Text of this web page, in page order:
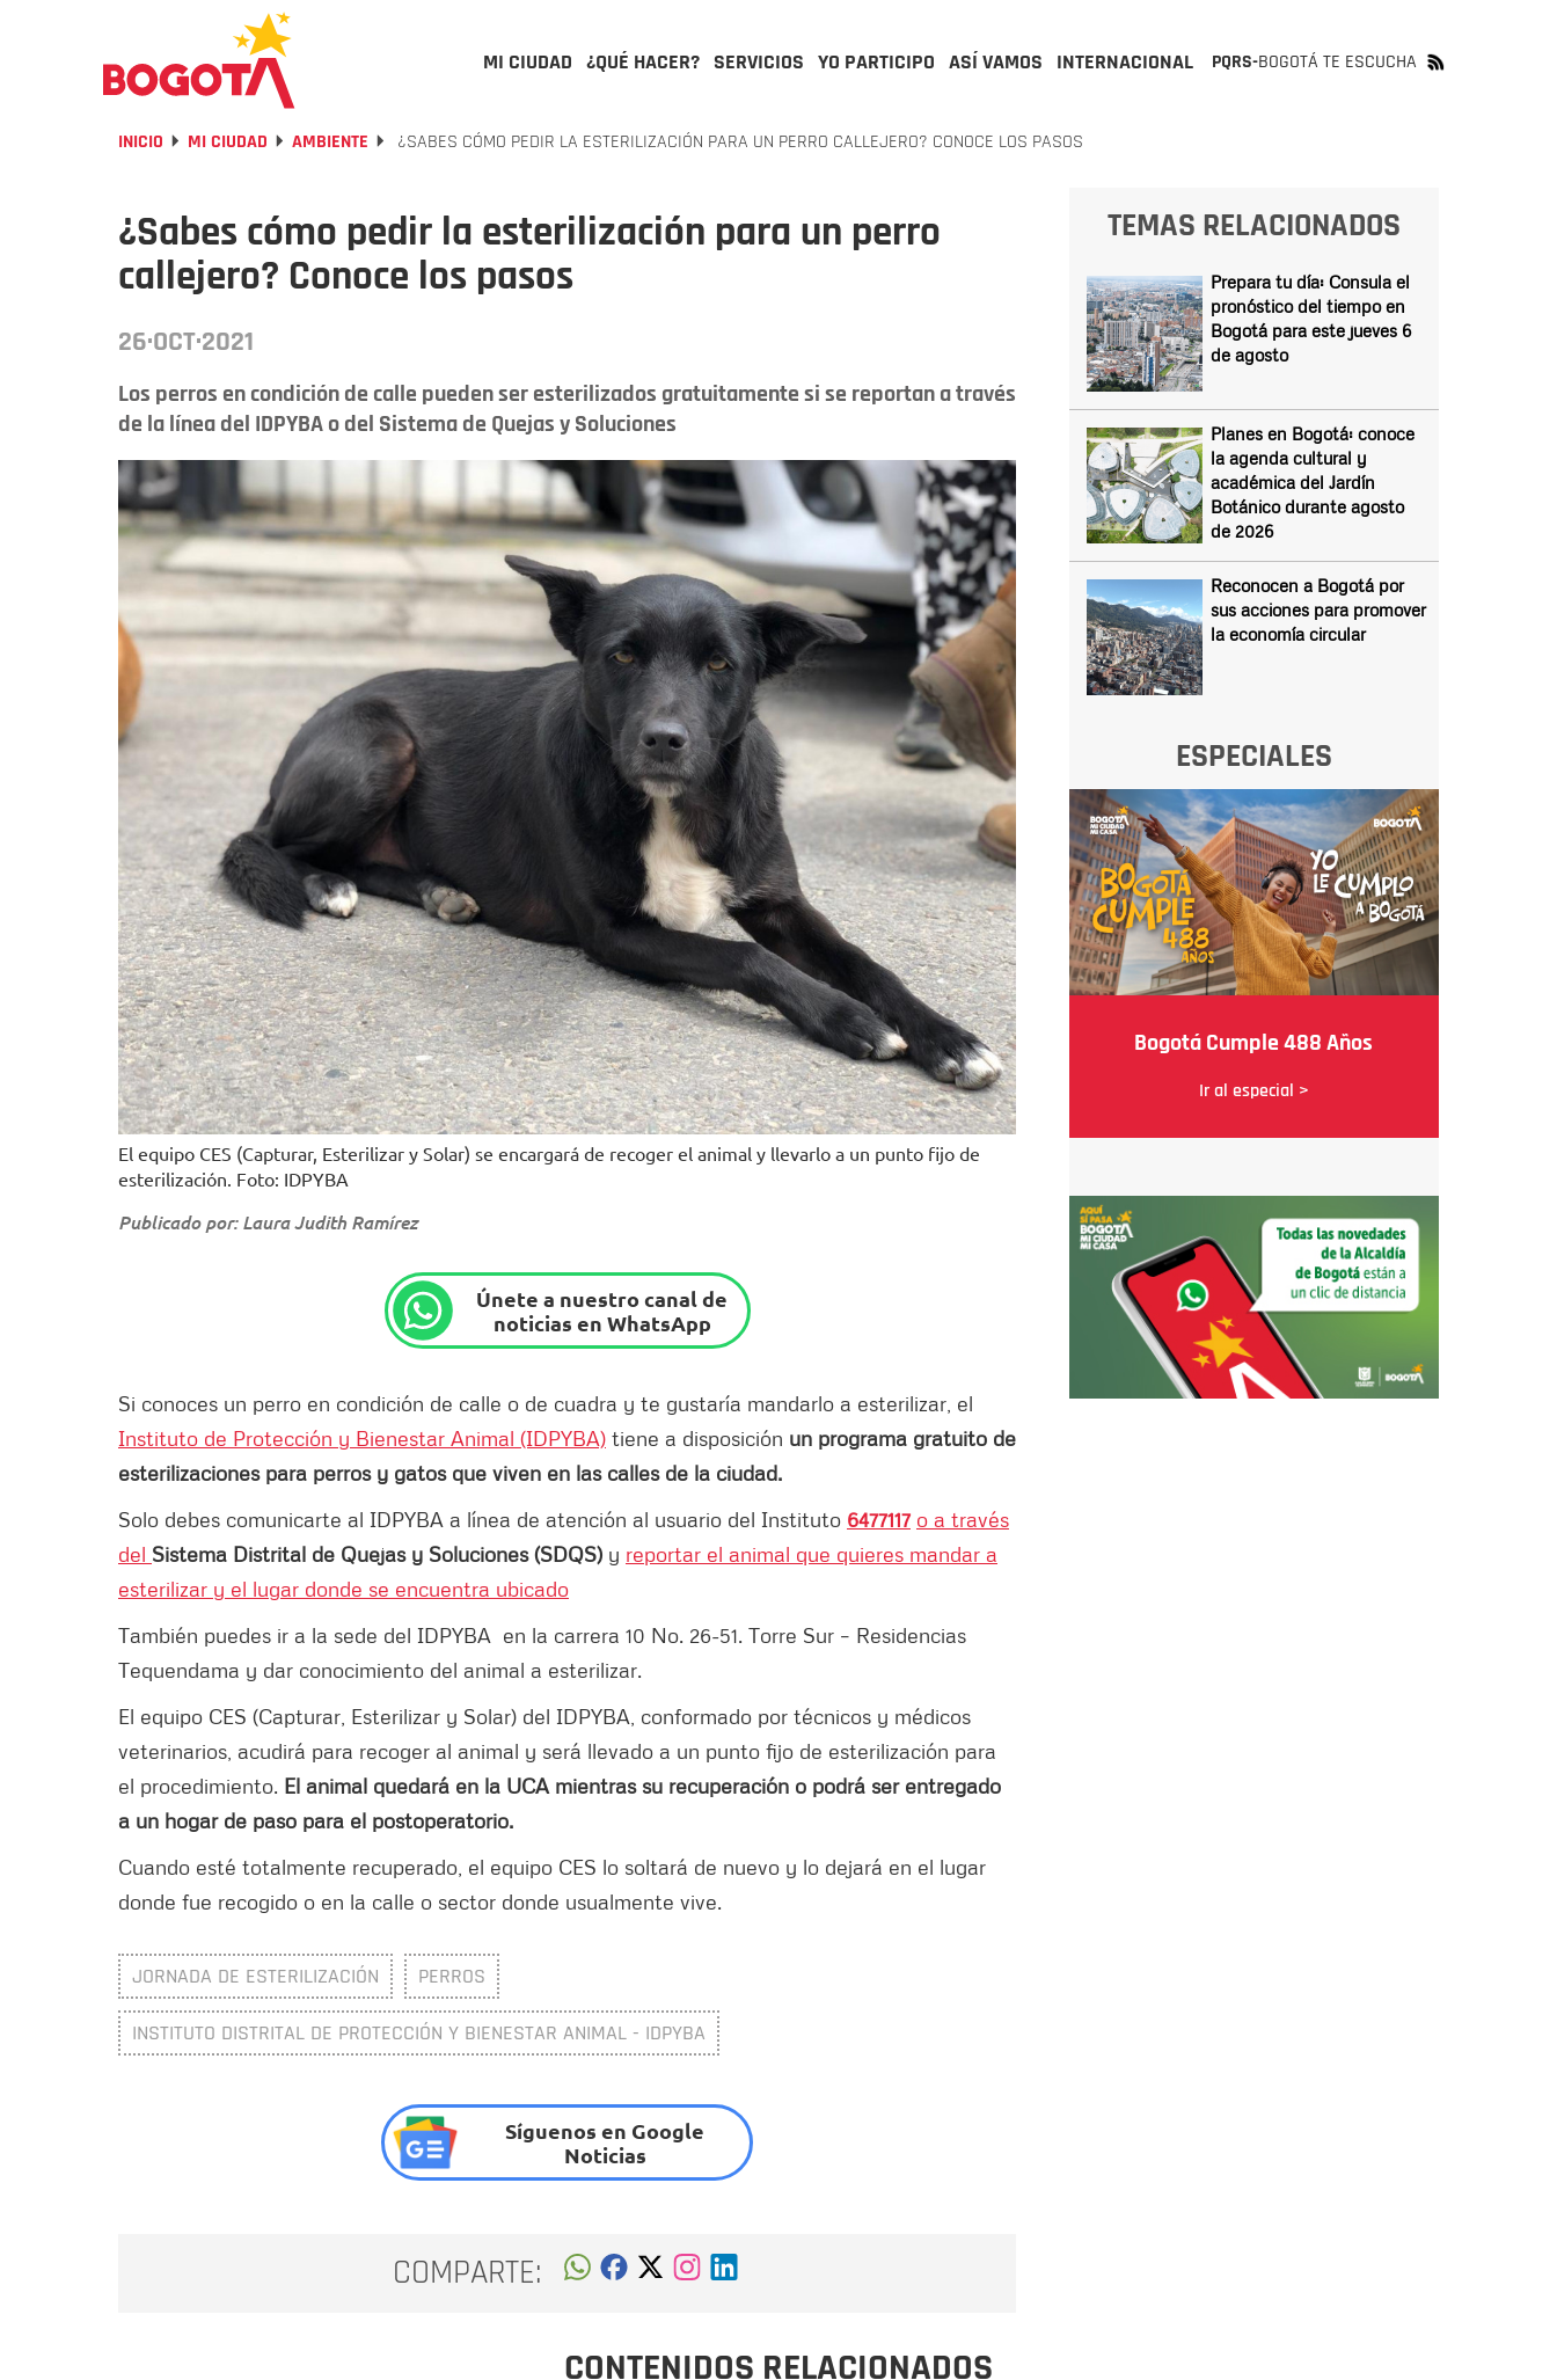
MI CIUDAD ¿QUÉ HACER? SERVICIOS YO PARTICIPO ASÍ VAMOS INTERNACIONAL PQRS-BOGOTÁ TE ESCUCHA
INICIO MI CIUDAD AMBIENTE ¿SABES CÓMO PEDIR LA ESTERILIZACIÓN PARA UN PERRO CALLEJERO? CONOCE LOS PASOS
¿Sabes cómo pedir la esterilización para un perro
callejero? Conoce los pasos
26·OCT·2021
Los perros en condición de calle pueden ser esterilizados gratuitamente si se reportan a través
de la línea del IDPYBA o del Sistema de Quejas y Soluciones
El equipo CES (Capturar, Esterilizar y Solar) se encargará de recoger el animal y llevarlo a un punto fijo de
esterilización. Foto: IDPYBA
Publicado por: Laura Judith Ramírez
Únete a nuestro canal de
noticias en WhatsApp
Si conoces un perro en condición de calle o de cuadra y te gustaría mandarlo a esterilizar, el
Instituto de Protección y Bienestar Animal (IDPYBA) tiene a disposición un programa gratuito de
esterilizaciones para perros y gatos que viven en las calles de la ciudad.
Solo debes comunicarte al IDPYBA a línea de atención al usuario del Instituto 6477117 o a través
del Sistema Distrital de Quejas y Soluciones (SDQS) y reportar el animal que quieres mandar a
esterilizar y el lugar donde se encuentra ubicado
También puedes ir a la sede del IDPYBA en la carrera 10 No. 26-51. Torre Sur – Residencias
Tequendama y dar conocimiento del animal a esterilizar.
El equipo CES (Capturar, Esterilizar y Solar) del IDPYBA, conformado por técnicos y médicos
veterinarios, acudirá para recoger al animal y será llevado a un punto fijo de esterilización para
el procedimiento. El animal quedará en la UCA mientras su recuperación o podrá ser entregado
a un hogar de paso para el postoperatorio.
Cuando esté totalmente recuperado, el equipo CES lo soltará de nuevo y lo dejará en el lugar
donde fue recogido o en la calle o sector donde usualmente vive.
JORNADA DE ESTERILIZACIÓN PERROS
INSTITUTO DISTRITAL DE PROTECCIÓN Y BIENESTAR ANIMAL - IDPYBA
Síguenos en Google
Noticias
COMPARTE:
TEMAS RELACIONADOS
Prepara tu día: Consula el
pronóstico del tiempo en
Bogotá para este jueves 6
de agosto
Planes en Bogotá: conoce
la agenda cultural y
académica del Jardín
Botánico durante agosto
de 2026
Reconocen a Bogotá por
sus acciones para promover
la economía circular
ESPECIALES
Bogotá Cumple 488 Años
Ir al especial >
CONTENIDOS RELACIONADOS